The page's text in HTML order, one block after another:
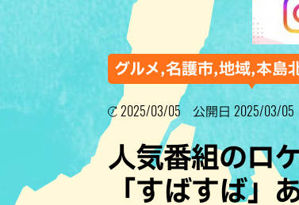
グルメ,名護市,地域,本島
2025/03/05 公開日 2025/03/05
人気番組のロ
「すばすば」